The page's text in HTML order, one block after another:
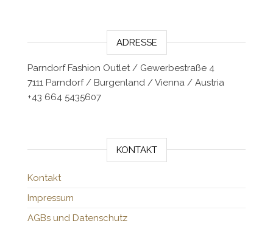
ADRESSE
Parndorf Fashion Outlet / Gewerbestraße 4
7111 Parndorf / Burgenland / Vienna / Austria
+43 664 5435607
KONTAKT
Kontakt
Impressum
AGBs und Datenschutz